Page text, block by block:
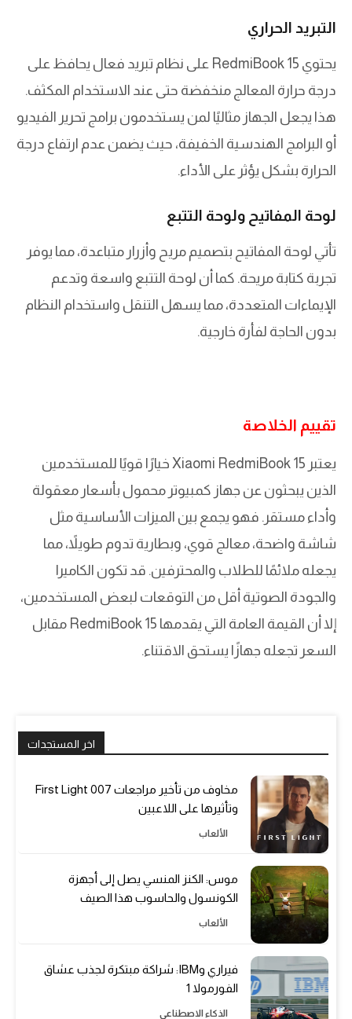
التبريد الحراري
يحتوي RedmiBook 15 على نظام تبريد فعال يحافظ على
درجة حرارة المعالج منخفضة حتى عند الاستخدام المكثف.
هذا يجعل الجهاز مثاليًا لمن يستخدمون برامج تحرير الفيديو
أو البرامج الهندسية الخفيفة، حيث يضمن عدم ارتفاع درجة
الحرارة بشكل يؤثر على الأداء.
لوحة المفاتيح ولوحة التتبع
تأتي لوحة المفاتيح بتصميم مريح وأزرار متباعدة، مما يوفر
تجربة كتابة مريحة. كما أن لوحة التتبع واسعة وتدعم
الإيماءات المتعددة، مما يسهل التنقل واستخدام النظام
بدون الحاجة لفأرة خارجية.
تقييم الخلاصة
يعتبر Xiaomi RedmiBook 15 خيارًا قويًا للمستخدمين
الذين يبحثون عن جهاز كمبيوتر محمول بأسعار معقولة
وأداء مستقر. فهو يجمع بين الميزات الأساسية مثل
شاشة واضحة، معالج قوي، وبطارية تدوم طويلاً، مما
يجعله ملائمًا للطلاب والمحترفين. قد تكون الكاميرا
والجودة الصوتية أقل من التوقعات لبعض المستخدمين،
إلا أن القيمة العامة التي يقدمها RedmiBook 15 مقابل
السعر تجعله جهازًا يستحق الاقتناء.
اخر المستجدات
مخاوف من تأخير مراجعات 007 First Light
وتأثيرها على اللاعبين
الألعاب
موس: الكنز المنسي يصل إلى أجهزة
الكونسول والحاسوب هذا الصيف
الألعاب
فيراري وIBM: شراكة مبتكرة لجذب عشاق
الفورمولا 1
الذكاء الاصطناعي